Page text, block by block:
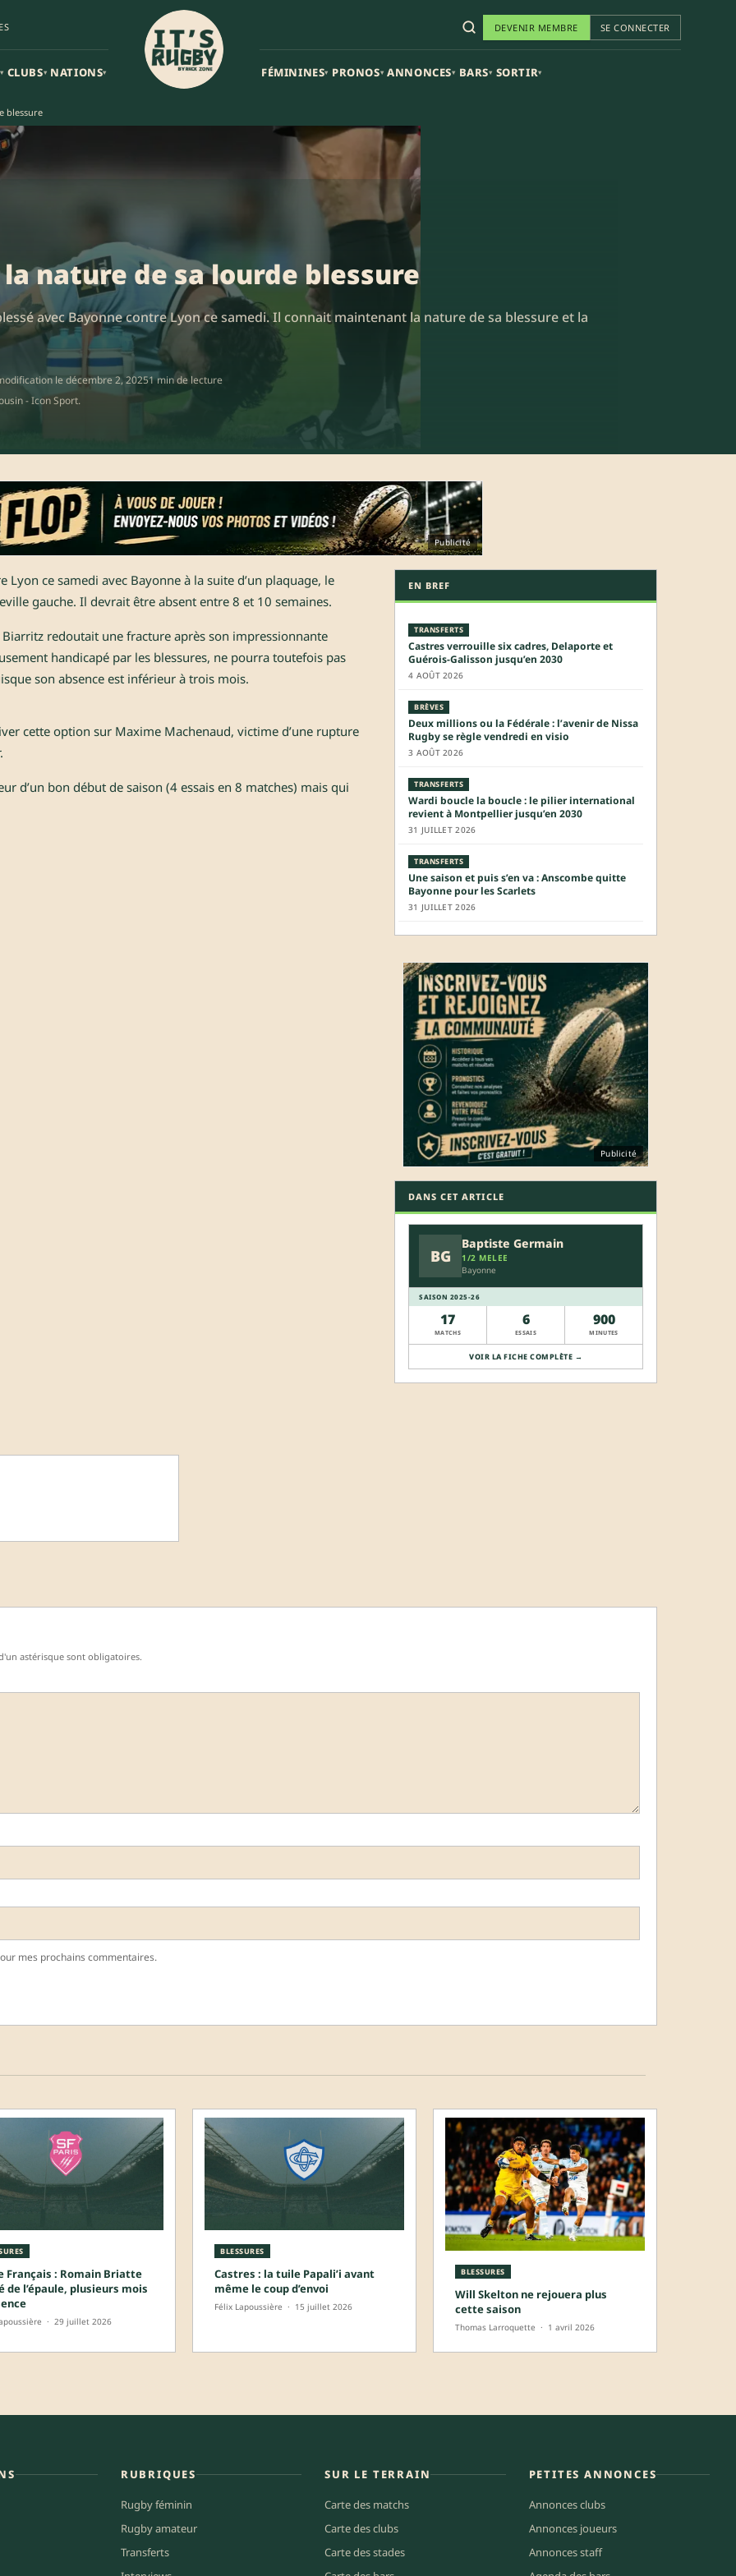
▾ CLUBS▾ NATIONS▾
DEVENIR MEMBRE SE CONNECTER
FÉMININES▾ PRONOS▾ ANNONCES▾ BARS▾ SORTIR▾
blessure
nature de sa lourde blessure
avec Bayonne contre Lyon ce samedi. Il connait maintenant la nature de sa blessure et la
ledécembre 2, 20251 min de lecture
- Icon Sport.
Publicité
ce samedi avec Bayonne à la suite d’un plaquage, le
gauche. Il devrait être absent entre 8 et 10 semaines.
Biarritz redoutait une fracture après son impressionnante
handicapé par les blessures, ne pourra toutefois pas
son absence est inférieur à trois mois.
cette option sur Maxime Machenaud, victime d’une rupture
d’un bon début de saison (4 essais en 8 matches) mais qui
EN BREF
TRANSFERTS
Castres verrouille six cadres, Delaporte et
Guérois-Galisson jusqu’en 2030
4 AOÛT 2026
BRÈVES
Deux millions ou la Fédérale : l’avenir de Nissa
Rugby se règle vendredi en visio
3 AOÛT 2026
TRANSFERTS
Wardi boucle la boucle : le pilier international
revient à Montpellier jusqu’en 2030
31 JUILLET 2026
TRANSFERTS
Une saison et puis s’en va : Anscombe quitte
Bayonne pour les Scarlets
31 JUILLET 2026
Publicité
DANS CET ARTICLE
BG
Baptiste Germain
1/2 MELEE
Bayonne
SAISON 2025-26
17
MATCHS
6
ESSAIS
900
MINUTES
VOIR LA FICHE COMPLÈTE →
astérisque sont obligatoires.
mes prochains commentaires.
Français : Romain Briatte
de l’épaule, plusieurs mois
· 29 juillet 2026
BLESSURES
Castres : la tuile Papali’i avant
même le coup d’envoi
Félix Lapoussière · 15 juillet 2026
BLESSURES
Will Skelton ne rejouera plus
cette saison
Thomas Larroquette · 1 avril 2026
RUBRIQUES
Rugby féminin
Rugby amateur
Transferts
SUR LE TERRAIN
Carte des matchs
Carte des clubs
Carte des stades
PETITES ANNONCES
Annonces clubs
Annonces joueurs
Annonces staff